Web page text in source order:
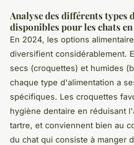
Analyse des différents types
disponibles pour les chats
En 2024, les options
diversifient considérablement.
secs (croquettes) et humides
chaque type d'alimentation a
spécifiques. Les croquettes
hygiène dentaire en réduisant
tartre, et conviennent bien au
du chat qui consiste à manger